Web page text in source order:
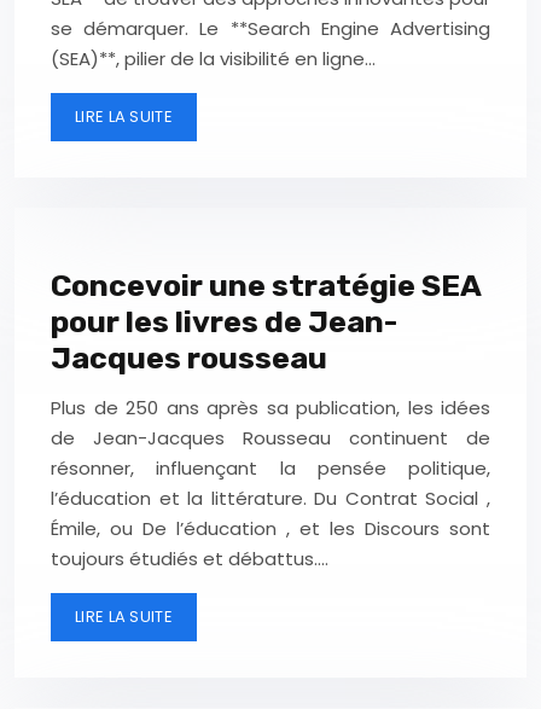
se démarquer. Le **Search Engine Advertising
(SEA)**, pilier de la visibilité en ligne…
LIRE LA SUITE
Concevoir une stratégie SEA
pour les livres de Jean-
Jacques rousseau
Plus de 250 ans après sa publication, les idées
de Jean-Jacques Rousseau continuent de
résonner, influençant la pensée politique,
l’éducation et la littérature. Du Contrat Social ,
Émile, ou De l’éducation , et les Discours sont
toujours étudiés et débattus….
LIRE LA SUITE